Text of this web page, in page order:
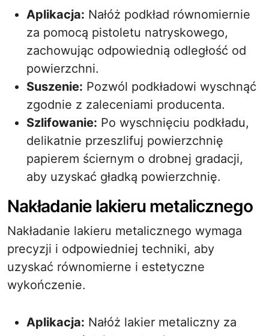
Aplikacja: Nałóż podkład równomiernie
za pomocą pistoletu natryskowego,
zachowując odpowiednią odległość od
powierzchni.
Suszenie: Pozwól podkładowi wyschnąć
zgodnie z zaleceniami producenta.
Szlifowanie: Po wyschnięciu podkładu,
delikatnie przeszlifuj powierzchnię
papierem ściernym o drobnej gradacji,
aby uzyskać gładką powierzchnię.
Nakładanie lakieru metalicznego
Nakładanie lakieru metalicznego wymaga
precyzji i odpowiedniej techniki, aby
uzyskać równomierne i estetyczne
wykończenie.
Aplikacja: Nałóż lakier metaliczny za